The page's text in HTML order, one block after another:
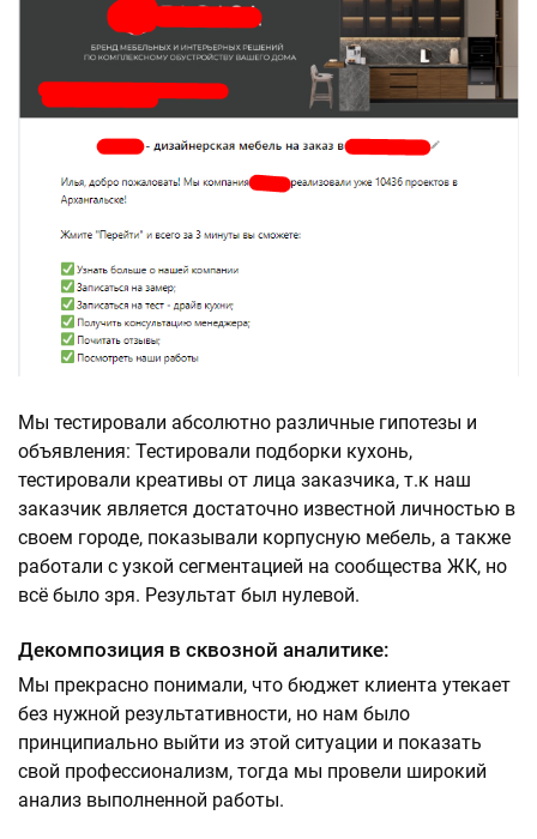
Мы тестировали абсолютно различные гипотезы и
объявления: Тестировали подборки кухонь,
тестировали креативы от лица заказчика, т.к наш
заказчик является достаточно известной личностью в
своем городе, показывали корпусную мебель, а также
работали с узкой сегментацией на сообщества ЖК, но
всё было зря. Результат был нулевой.
Декомпозиция в сквозной аналитике:
Мы прекрасно понимали, что бюджет клиента утекает
без нужной результативности, но нам было
принципиально выйти из этой ситуации и показать
свой профессионализм, тогда мы провели широкий
анализ выполненной работы.